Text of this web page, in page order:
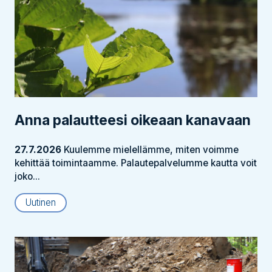
Anna palautteesi oikeaan kanavaan
27.7.2026 Kuulemme mielellämme, miten voimme
kehittää toimintaamme. Palautepalvelumme kautta voit
joko...
Uutinen